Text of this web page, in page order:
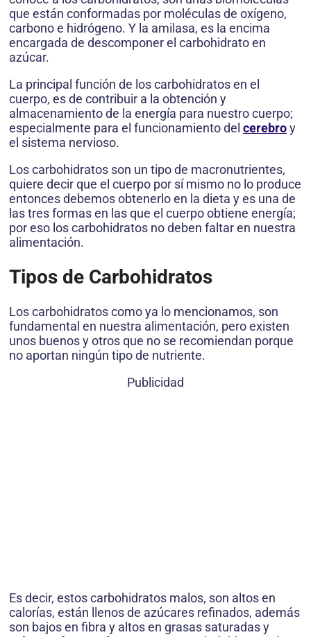
que están conformadas por moléculas de oxígeno,
carbono e hidrógeno. Y la amilasa, es la encima
encargada de descomponer el carbohidrato en
azúcar.
La principal función de los carbohidratos en el
cuerpo, es de contribuir a la obtención y
almacenamiento de la energía para nuestro cuerpo;
especialmente para el funcionamiento del cerebroy
el sistema nervioso.
Los carbohidratos son un tipo de macronutrientes,
quiere decir que el cuerpo por sí mismo no lo produce
entonces debemos obtenerlo en la dieta y es una de
las tres formas en las que el cuerpo obtiene energía;
por eso los carbohidratos no deben faltar en nuestra
alimentación.
Tipos de Carbohidratos
Los carbohidratos como ya lo mencionamos, son
fundamental en nuestra alimentación, pero existen
unos buenos y otros que no se recomiendan porque
no aportan ningún tipo de nutriente.
Publicidad
Es decir, estos carbohidratos malos, son altos en
calorías, están llenos de azúcares refinados, además
son bajos en fibra y altos en grasas saturadas y